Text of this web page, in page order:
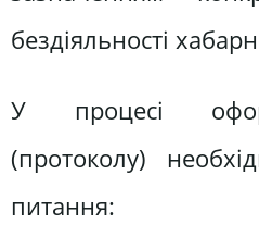
бездіяльності
У процесі
(протоколу)
питання: